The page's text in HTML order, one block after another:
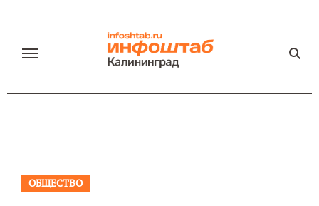
содержанию
ОБЩЕСТВО